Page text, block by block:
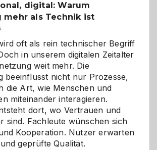
ein
dreifaches
Alaaf!
digital: Warum
mehr als Technik ist
oft als rein technischer Begriff
in unserem digitalen Zeitalter
weit mehr. Die
beeinflusst nicht nur Prozesse,
die Art, wie Menschen und
miteinander interagieren.
dort, wo Vertrauen und
sind. Fachleute wünschen sich
Kooperation. Nutzer erwarten
geprüfte Qualität.